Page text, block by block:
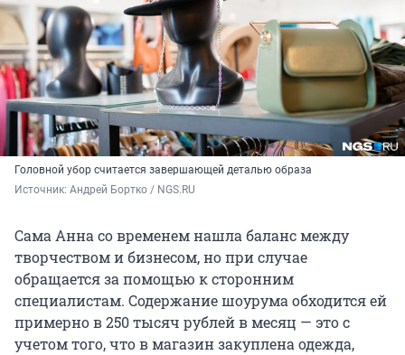
Головной убор считается завершающей деталью образа
Источник: Андрей Бортко / NGS.RU
Сама Анна со временем нашла баланс между
творчеством и бизнесом, но при случае
обращается за помощью к сторонним
специалистам. Содержание шоурума обходится ей
примерно в 250 тысяч рублей в месяц — это с
учетом того, что в магазин закуплена одежда,